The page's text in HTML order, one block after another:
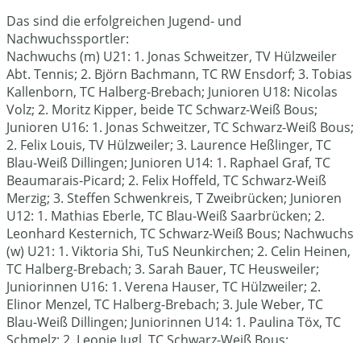
Das sind die erfolgreichen Jugend- und
Nachwuchssportler:
Nachwuchs (m) U21: 1. Jonas Schweitzer, TV Hülzweiler
Abt. Tennis; 2. Björn Bachmann, TC RW Ensdorf; 3. Tobias
Kallenborn, TC Halberg-Brebach; Junioren U18: Nicolas
Volz; 2. Moritz Kipper, beide TC Schwarz-Weiß Bous;
Junioren U16: 1. Jonas Schweitzer, TC Schwarz-Weiß Bous;
2. Felix Louis, TV Hülzweiler; 3. Laurence Heßlinger, TC
Blau-Weiß Dillingen; Junioren U14: 1. Raphael Graf, TC
Beaumarais-Picard; 2. Felix Hoffeld, TC Schwarz-Weiß
Merzig; 3. Steffen Schwenkreis, T Zweibrücken; Junioren
U12: 1. Mathias Eberle, TC Blau-Weiß Saarbrücken; 2.
Leonhard Kesternich, TC Schwarz-Weiß Bous; Nachwuchs
(w) U21: 1. Viktoria Shi, TuS Neunkirchen; 2. Celin Heinen,
TC Halberg-Brebach; 3. Sarah Bauer, TC Heusweiler;
Juniorinnen U16: 1. Verena Hauser, TC Hülzweiler; 2.
Elinor Menzel, TC Halberg-Brebach; 3. Jule Weber, TC
Blau-Weiß Dillingen; Juniorinnen U14: 1. Paulina Töx, TC